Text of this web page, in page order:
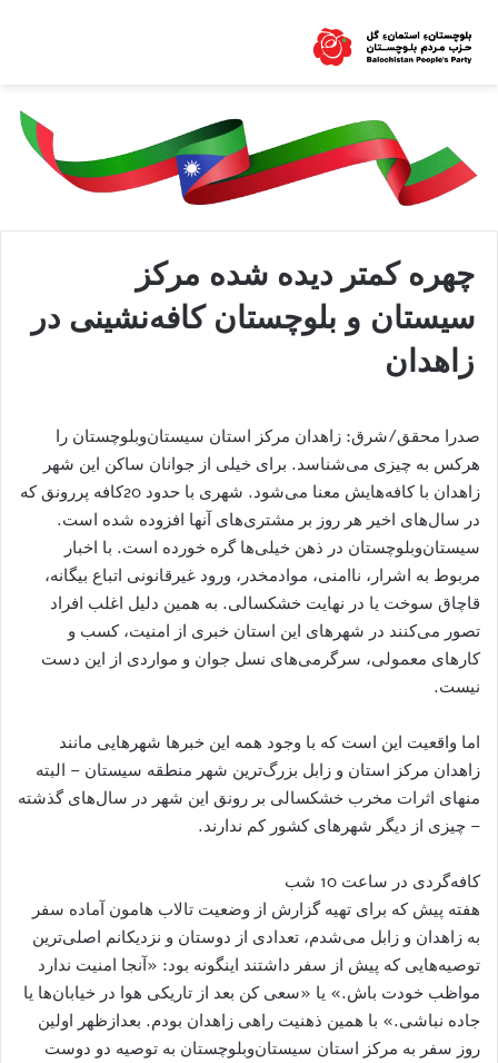
چهره کمتر دیده ‌شده مرکز
سیستان ‌و بلوچستان کافه‌نشینی در
زاهدان
صدرا محقق/شرق: زاهدان مرکز استان سیستان‌وبلوچستان را
هرکس به چیزی می‌شناسد. برای خیلی از جوانان ساکن این شهر
زاهدان با کافه‌هایش معنا می‌شود. شهری با حدود 20کافه پررونق که
در سال‌های اخیر هر روز بر مشتری‌های آنها افزوده شده است.
سیستان‌وبلوچستان در ذهن خیلی‌ها گره خورده است. با اخبار
مربوط به اشرار، ناامنی، موادمخدر، ورود غیرقانونی اتباع بیگانه،
قاچاق سوخت یا در نهایت خشکسالی. به همین دلیل اغلب افراد
تصور می‌کنند در شهرهای این استان خبری از امنیت، کسب و
کارهای معمولی، سرگرمی‌های نسل جوان و مواردی از این دست
نیست.
اما واقعیت این است که با وجود همه این خبرها شهرهایی مانند
زاهدان مرکز استان و زابل بزرگ‌ترین شهر منطقه سیستان – البته
منهای اثرات مخرب خشکسالی بر رونق این شهر در سال‌های گذشته
– چیزی از دیگر شهرهای کشور کم ندارند.
کافه‌گردی در ساعت 10 شب
هفته پیش که برای تهیه گزارش از وضعیت تالاب هامون آماده سفر
به زاهدان و زابل می‌شدم، تعدادی از دوستان و نزدیکانم اصلی‌ترین
توصیه‌هایی که پیش از سفر داشتند اینگونه بود: «آنجا امنیت ندارد
مواظب خودت باش.» یا «سعی کن بعد از تاریکی هوا در خیابان‌ها یا
جاده نباشی.» با همین ذهنیت راهی زاهدان بودم. بعدازظهر اولین
روز سفر به مرکز استان سیستان‌وبلوچستان به توصیه دو دوست